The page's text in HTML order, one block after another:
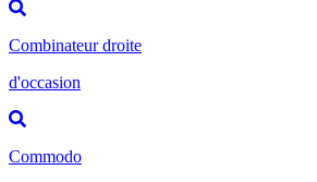
Combinateur droite
d'occasion
Commodo